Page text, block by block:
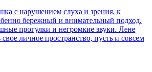
с нарушением слуха и зрения, к
бережный и внимательный подход.
прогулки и негромкие звуки. Лене
личное пространство, пусть и совсем